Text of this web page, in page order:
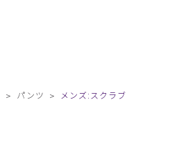
パンツ
メンズ:スクラブ